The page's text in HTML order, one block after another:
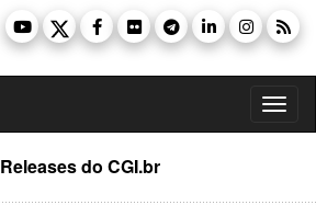
Releases do CGI.br